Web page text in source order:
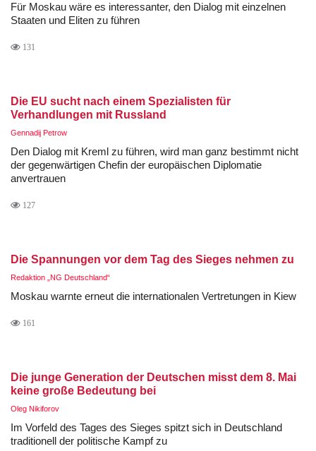
Für Moskau wäre es interessanter, den Dialog mit einzelnen
Staaten und Eliten zu führen
131
Die EU sucht nach einem Spezialisten für
Verhandlungen mit Russland
Gennadij Petrow
Den Dialog mit Kreml zu führen, wird man ganz bestimmt nicht
der gegenwärtigen Chefin der europäischen Diplomatie
anvertrauen
127
Die Spannungen vor dem Tag des Sieges nehmen zu
Redaktion „NG Deutschland“
Moskau warnte erneut die internationalen Vertretungen in Kiew
161
Die junge Generation der Deutschen misst dem 8. Mai
keine große Bedeutung bei
Oleg Nikiforov
Im Vorfeld des Tages des Sieges spitzt sich in Deutschland
traditionell der politische Kampf zu